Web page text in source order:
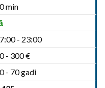
min
- 23:00
- 300 €
- 70 gadi